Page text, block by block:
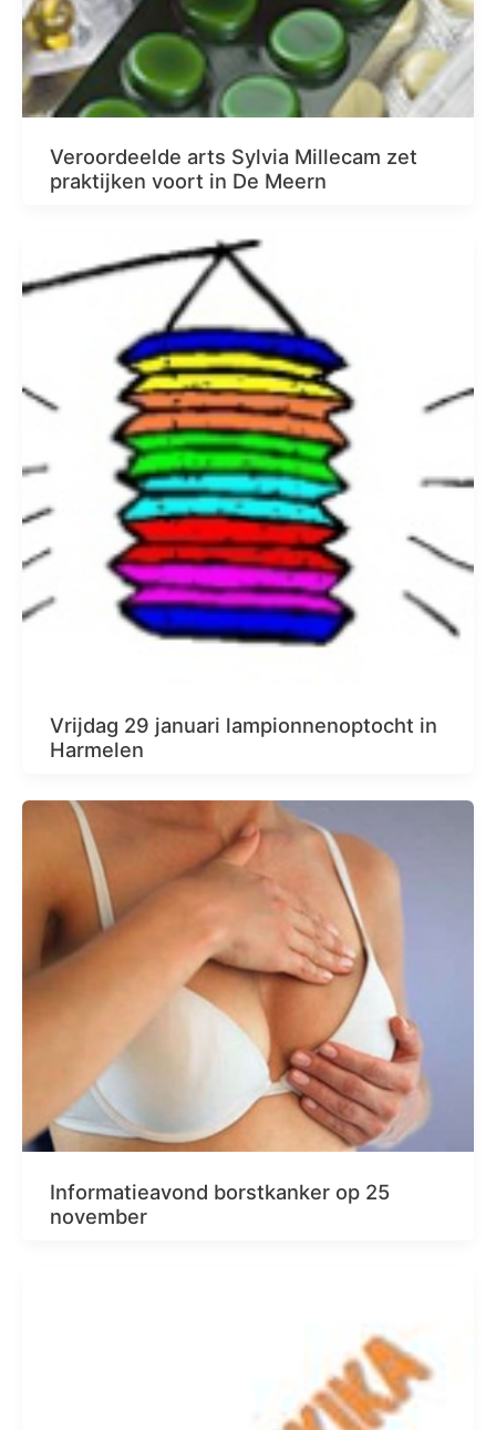
Veroordeelde arts Sylvia Millecam zet
praktijken voort in De Meern
Vrijdag 29 januari lampionnenoptocht in
Harmelen
Informatieavond borstkanker op 25
november